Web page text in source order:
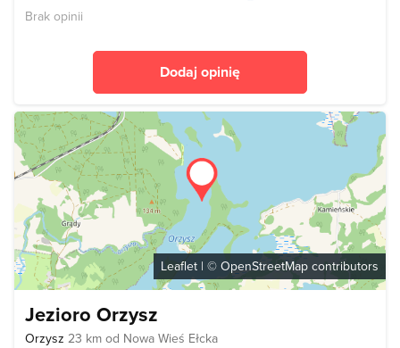
Brak opinii
Dodaj opinię
Leaflet | © OpenStreetMap contributors
Jezioro Orzysz
Orzysz 23 km od Nowa Wieś Ełcka